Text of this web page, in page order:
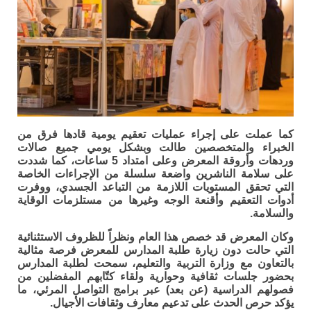
كما عملت على إجراء عمليات تعقيم يومية قادها فرق من
الخبراء والمتخصصين طالت وبشكل يومي جميع صالات
وردهات وأروقة المعرض وعلى امتداد 5 ساعات، كما شددت
على سلامة الناشرين واضعة سلسلة من الإجراءات الخاصة
التي تحقق المستويات اللازمة من التباعد الجسدي، ووفرت
أدوات التعقيم وأقنعة الوجه وغيرها من مستلزمات الوقاية
والسلامة.
وكان المعرض قد خصص هذا العام ونظراً للظروف الاستثنائية
التي حالت دون زيارة طلبة المدارس للمعرض فرصة مثالية
بالتعاون مع وزارة التربية والتعليم، سمحت لطلبة المدارس
بحضور جلسات ثقافية وحوارية ولقاء كتّابهم المفضلين من
فصولهم الدراسية (عن بعد) عبر برامج التواصل المرئي، ما
يؤكد حرص الحدث على تدعيم معارف وثقافات الأجيال.